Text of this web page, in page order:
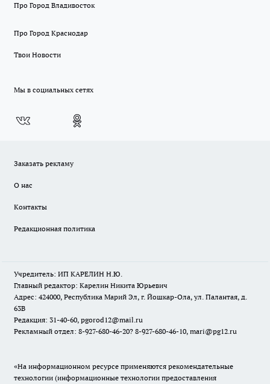
Про Город Владивосток
Про Город Краснодар
Твои Новости
Мы в социальных сетях
Заказать рекламу
О нас
Контакты
Редакционная политика
Учредитель: ИП КАРЕЛИН Н.Ю.
Главный редактор: Карелин Никита Юрьевич
Адрес: 424000, Республика Марий Эл, г. Йошкар-Ола, ул. Палантая, д.
63В
Редакция: 31-40-60, pgorod12@mail.ru
Рекламный отдел: 8-927-680-46-20? 8-927-680-46-10, mari@pg12.ru
«На информационном ресурсе применяются рекомендательные
технологии (информационные технологии предоставления